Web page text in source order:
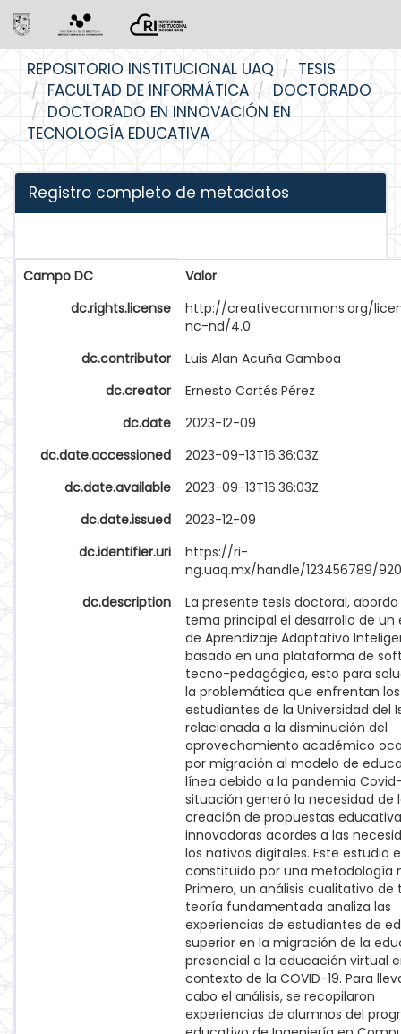
navigation
REPOSITORIO INSTITUCIONAL UAQ
TESIS
FACULTAD DE INFORMÁTICA
DOCTORADO
DOCTORADO EN INNOVACIÓN EN
TECNOLOGÍA EDUCATIVA
Registro completo de metadatos
Campo DC
Valor
dc.rights.license
http://creativecommons.org/
nc-nd/4.0
dc.contributor
Luis Alan Acuña Gamboa
dc.creator
Ernesto Cortés Pérez
dc.date
2023-12-09
dc.date.accessioned
2023-09-13T16:36:03Z
dc.date.available
2023-09-13T16:36:03Z
dc.date.issued
2023-12-09
dc.identifier.uri
https://ri-
ng.uaq.mx/handle/123456789/
dc.description
La presente tesis doctoral,
tema principal el desarrollo de un
de Aprendizaje Adaptativo
basado en una plataforma de
tecno-pedagógica, esto para
la problemática que enfrentan los
estudiantes de la Universidad del
relacionada a la disminución del
aprovechamiento académico
por migración al modelo de
línea debido a la pandemia Covid-
situación generó la necesidad de
creación de propuestas
innovadoras acordes a las
los nativos digitales. Este estudio
constituido por una metodología
Primero, un análisis cualitativo de
teoría fundamentada analiza las
experiencias de estudiantes de
superior en la migración de la
presencial a la educación virtual
contexto de la COVID-19. Para
cabo el análisis, se recopilaron
experiencias de alumnos del